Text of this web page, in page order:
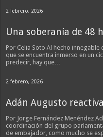
2 febrero, 2026
Una soberanía de 48
Por Celia Soto Al hecho
que se encuentra inmerso en un
predecir, hay que…
2 febrero, 2026
Adán Augusto
Por Jorge Fernández Menéndez
coordinación del grupo
de embajador, como mucho se